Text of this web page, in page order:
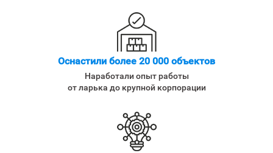
Оснастили более 20 000 объектов
Наработали опыт работы
от ларька до крупной корпорации